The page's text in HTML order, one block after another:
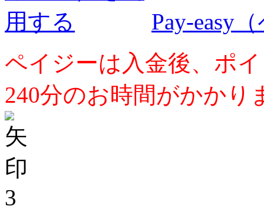
Pay-easy
ペイジーは入金後、ポ
240分のお時間がかかり
3